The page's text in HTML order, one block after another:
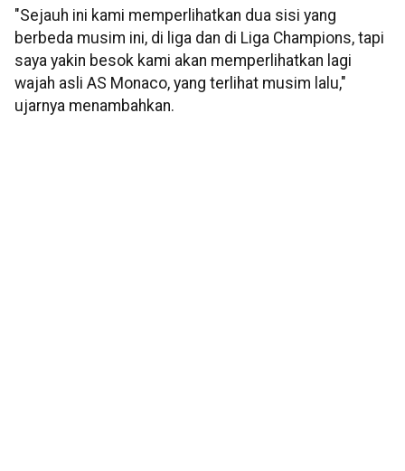
"Sejauh ini kami memperlihatkan dua sisi yang
berbeda musim ini, di liga dan di Liga Champions, tapi
saya yakin besok kami akan memperlihatkan lagi
wajah asli AS Monaco, yang terlihat musim lalu,"
ujarnya menambahkan.